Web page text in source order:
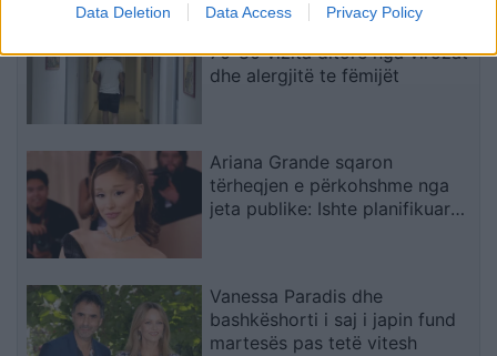
Data Deletion Data Access Privacy Policy
Fluks në Pediatrinë e Vlorës,
70-80 vizita ditore nga virozat
dhe alergjitë te fëmijët
Ariana Grande sqaron
tërheqjen e përkohshme nga
jeta publike: Ishte planifikuar
Vanessa Paradis dhe
bashkëshorti i saj i japin fund
martesës pas tetë vitesh